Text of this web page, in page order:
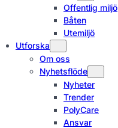
Offentlig miljö
Båten
Utemiljö
Utforska
Om oss
Nyhetsflöde
Nyheter
Trender
PolyCare
Ansvar